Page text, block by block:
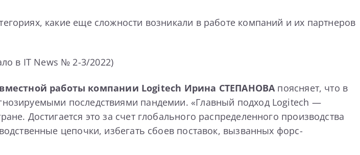
какие еще сложности возникали в работе компаний и их партнеров
в IT News № 2-3/2022)
работы компании Logitech Ирина СТЕПАНОВА поясняет, что в
последствиями пандемии. «Главный подход Logitech —
Достигается это за счет глобального распределенного производства
цепочки, избегать сбоев поставок, вызванных форс-